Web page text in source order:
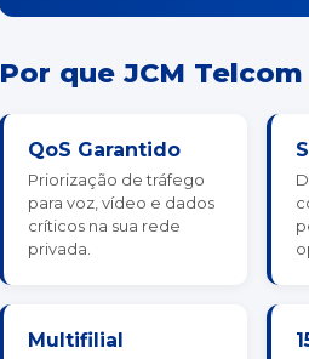
Por que JCM
QoS Garantido
Priorização de tráfego
para voz, vídeo e dados
críticos na sua rede
privada.
Multifilial